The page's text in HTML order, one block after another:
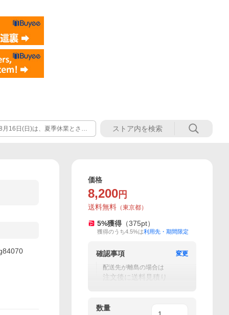
16日(日)は、夏季休業とさせ
年8月17日(月)以降に順次対応
価格
8,200 円
送料無料 （東京都）
5%獲得 （375pt）
獲得のうち4.5%は利用先・期間限定
確認事項
変更
配送先が離島の場合は
注文後に送料見積り
数量